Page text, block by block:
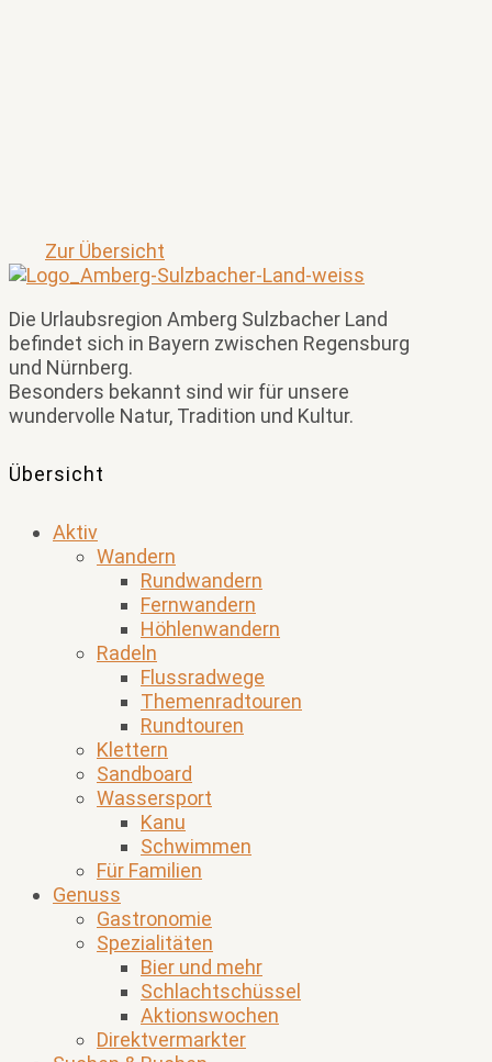
Zur Übersicht
Die Urlaubsregion Amberg Sulzbacher Land
befindet sich in Bayern zwischen Regensburg
und Nürnberg.
Besonders bekannt sind wir für unsere
wundervolle Natur, Tradition und Kultur.
Übersicht
Aktiv
Wandern
Rundwandern
Fernwandern
Höhlenwandern
Radeln
Flussradwege
Themenradtouren
Rundtouren
Klettern
Sandboard
Wassersport
Kanu
Schwimmen
Für Familien
Genuss
Gastronomie
Spezialitäten
Bier und mehr
Schlachtschüssel
Aktionswochen
Direktvermarkter